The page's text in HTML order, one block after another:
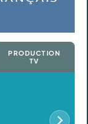
PRODUCTION
TV